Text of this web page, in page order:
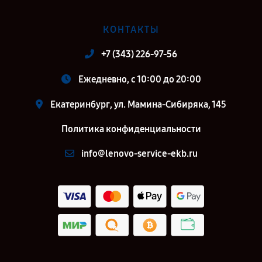
КОНТАКТЫ
+7 (343) 226-97-56
Ежедневно, с 10:00 до 20:00
Екатеринбург, ул. Мамина-Сибиряка, 145
Политика конфиденциальности
info@lenovo-service-ekb.ru